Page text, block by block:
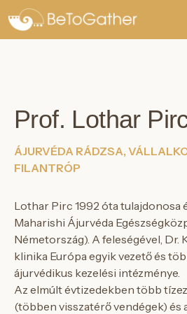
Prof. Lothar
ÁJURVÉDA RÁDZSA,
FILANTRÓP
Lothar Pirc 1992 óta tulajdonosa
Maharishi Ájurvéda
Németország). A feleségével,
klinika Európa egyik vezető és
ájurvédikus kezelési intézménye.
Az elmúlt évtizedekben több
(többen visszatérő vendégek) és